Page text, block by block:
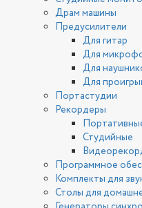
Драм машины
Предусилители
Для гитар
Для
Для
Для
Портастудии
Рекордеры
Студийные
Программное
Комплекты для
Столы для